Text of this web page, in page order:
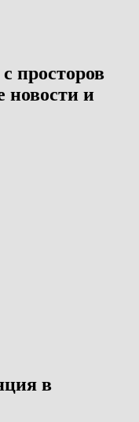
просторов
новости и
в